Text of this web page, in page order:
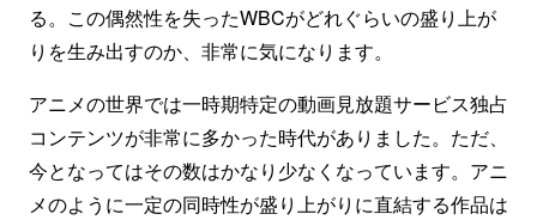
る。この偶然性を失ったWBCがどれぐらいの盛り上が
りを生み出すのか、非常に気になります。
アニメの世界では一時期特定の動画見放題サービス独占
コンテンツが非常に多かった時代がありました。ただ、
今となってはその数はかなり少なくなっています。アニ
メのように一定の同時性が盛り上がりに直結する作品は